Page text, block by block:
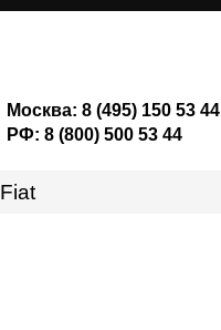
Москва: 8 (495) 150 53 44
РФ: 8 (800) 500 53 44
Fiat